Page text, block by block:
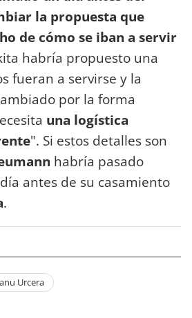
la propuesta que
de cómo se iban a servir
habría propuesto una
fueran a servirse y la
por la forma
una logística
". Si estos detalles son
habría pasado
antes de su casamiento
.
Urcera